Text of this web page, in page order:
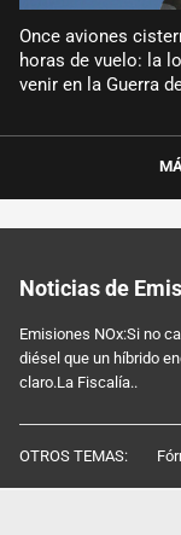
Once aviones
horas de vuelo: la
venir en la Guerra
Noticias de
Emisiones NOx:Si no
diésel que un híbrido
claro.La Fiscalía..
OTROS TEMAS: